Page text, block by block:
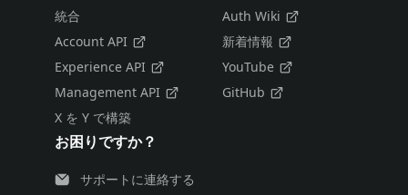
統合
Account API
Experience API
Management API
X を Y で構築
Auth Wiki
新着情報
YouTube
GitHub
お困りですか？
サポートに連絡する